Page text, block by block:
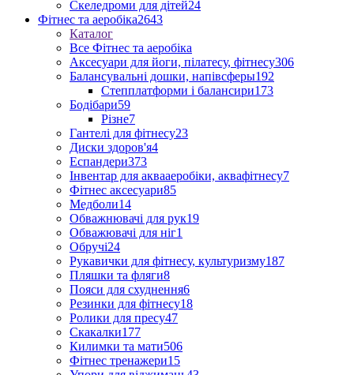
Скеледроми для дітей24
Фітнес та аеробіка2643
Каталог
Все Фітнес та аеробіка
Аксесуари для йоги, пілатесу, фітнесу306
Балансувальні дошки, напівсферы192
Степплатформи і балансири173
Бодібари59
Різне7
Гантелі для фітнесу23
Диски здоров'я4
Еспандери373
Інвентар для аквааеробіки, аквафітнесу7
Фітнес аксесуари85
Медболи14
Обважнювачі для рук19
Обважювачі для ніг1
Обручі24
Рукавички для фітнесу, культуризму187
Пляшки та фляги8
Пояси для схуднення6
Резинки для фітнесу18
Ролики для пресу47
Скакалки177
Килимки та мати506
Фітнес тренажери15